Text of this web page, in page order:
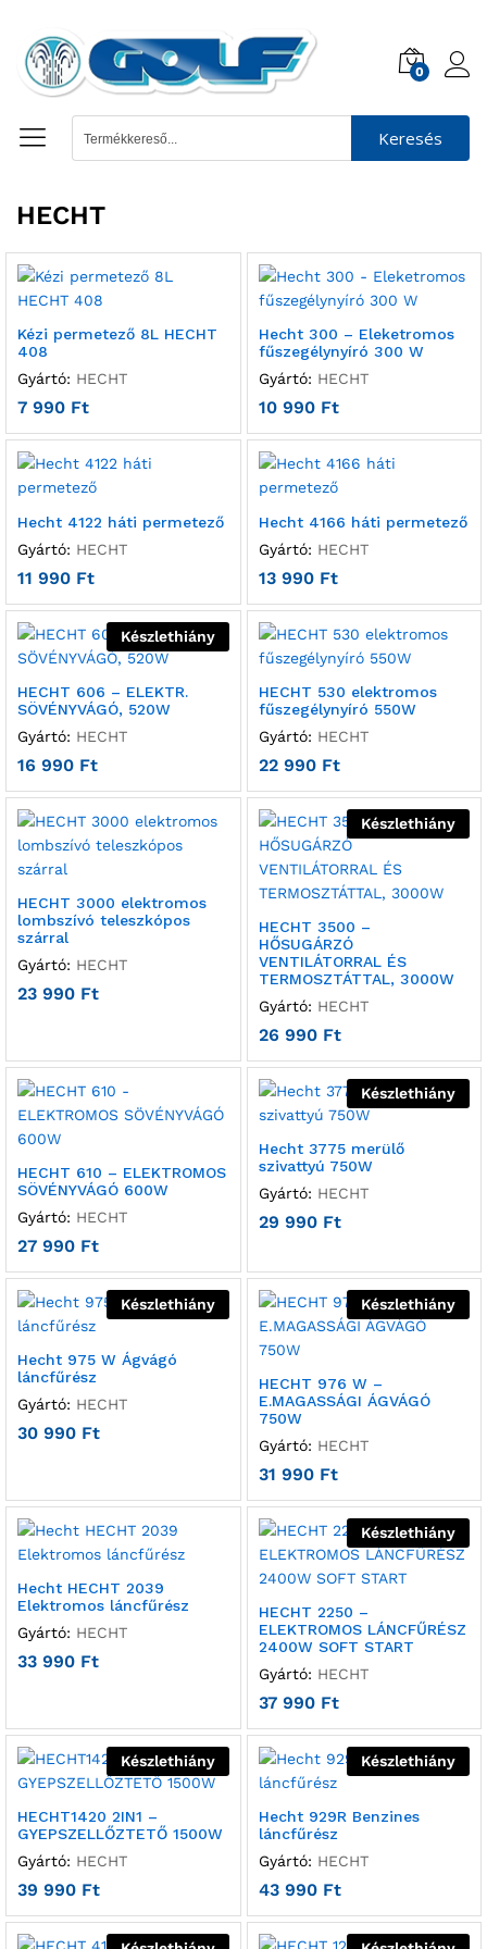
0
Keresés
HECHT
Kézi permetező 8L HECHT
408
Gyártó: HECHT
7 990 Ft
Hecht 300 – Eleketromos
fűszegélynyíró 300 W
Gyártó: HECHT
10 990 Ft
Hecht 4122 háti permetező
Gyártó: HECHT
11 990 Ft
Hecht 4166 háti permetező
Gyártó: HECHT
13 990 Ft
Készlethiány
HECHT 606 – ELEKTR.
SÖVÉNYVÁGÓ, 520W
Gyártó: HECHT
16 990 Ft
HECHT 530 elektromos
fűszegélynyíró 550W
Gyártó: HECHT
22 990 Ft
HECHT 3000 elektromos
lombszívó teleszkópos
szárral
Gyártó: HECHT
23 990 Ft
Készlethiány
HECHT 3500 –
HŐSUGÁRZÓ
VENTILÁTORRAL ÉS
TERMOSZTÁTTAL, 3000W
Gyártó: HECHT
26 990 Ft
HECHT 610 – ELEKTROMOS
SÖVÉNYVÁGÓ 600W
Gyártó: HECHT
27 990 Ft
Készlethiány
Hecht 3775 merülő
szivattyú 750W
Gyártó: HECHT
29 990 Ft
Készlethiány
Hecht 975 W Ágvágó
láncfűrész
Gyártó: HECHT
30 990 Ft
Készlethiány
HECHT 976 W –
E.MAGASSÁGI ÁGVÁGÓ
750W
Gyártó: HECHT
31 990 Ft
Hecht HECHT 2039
Elektromos láncfűrész
Gyártó: HECHT
33 990 Ft
Készlethiány
HECHT 2250 –
ELEKTROMOS LÁNCFŰRÉSZ
2400W SOFT START
Gyártó: HECHT
37 990 Ft
Készlethiány
HECHT1420 2IN1 –
GYEPSZELLŐZTETŐ 1500W
Gyártó: HECHT
39 990 Ft
Készlethiány
Hecht 929R Benzines
láncfűrész
Gyártó: HECHT
43 990 Ft